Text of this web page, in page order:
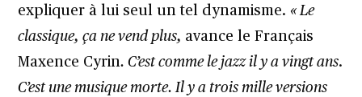
expliquer à lui seul un tel dynamisme. « Le
classique, ça ne vend plus, avance le Français
Maxence Cyrin. C’est comme le jazz il y a vingt ans.
C’est une musique morte. Il y a trois mille versions